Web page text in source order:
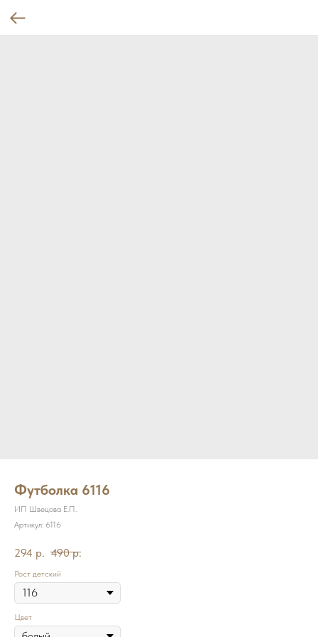
Футболка 6116
ИП Швецова Е.П.
Артикул: 6116
294 р. 490 р.
Рост детский
Цвет